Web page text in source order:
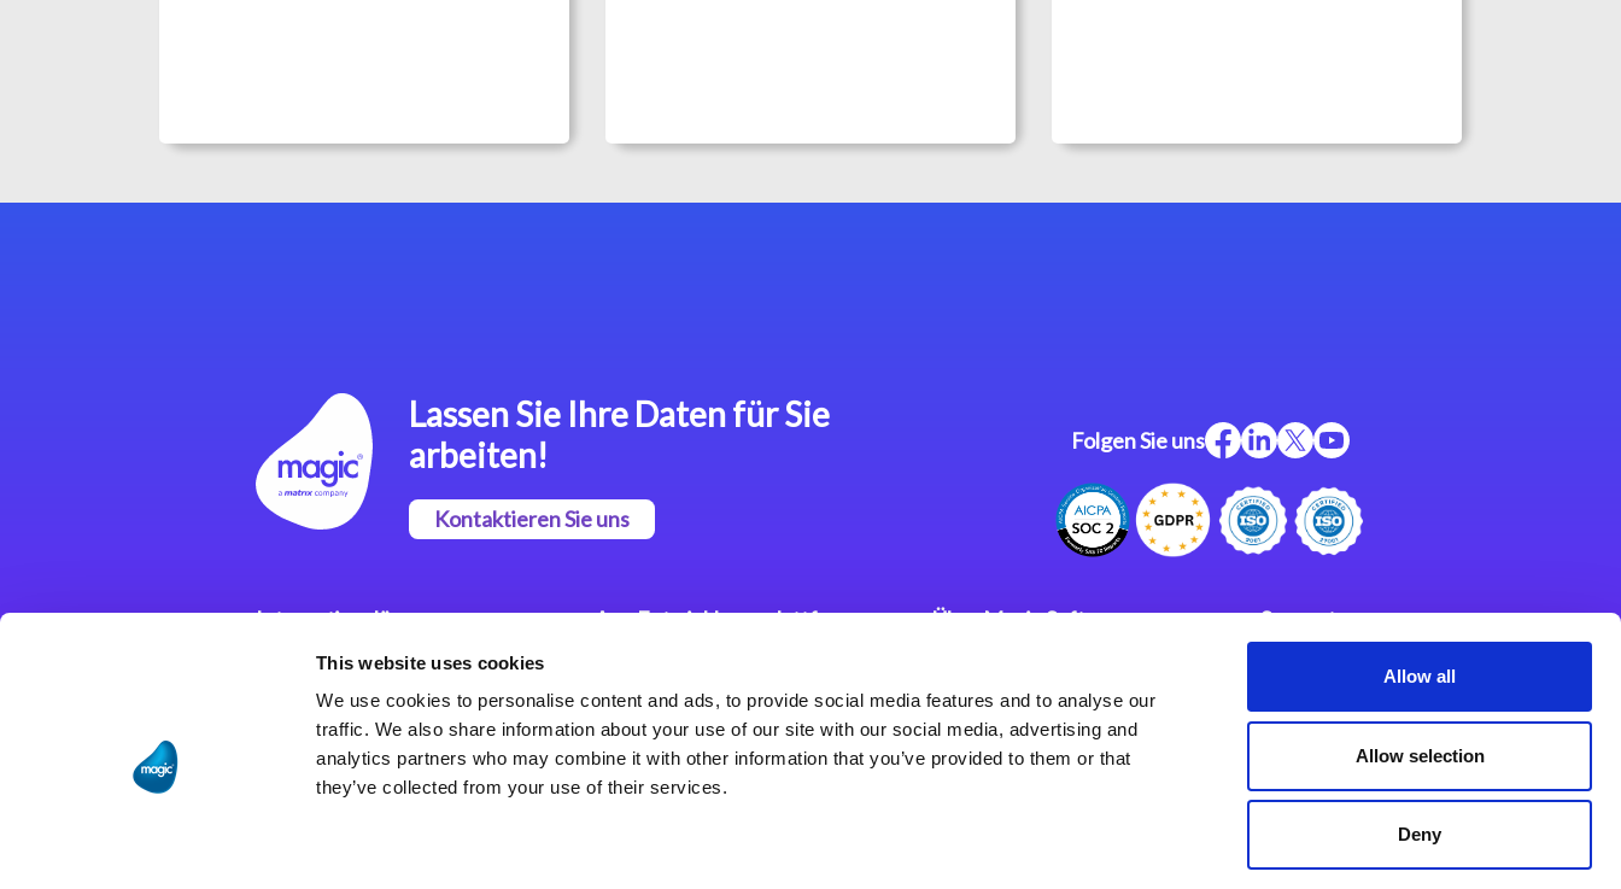
This website uses cookies
We use cookies to personalise content and ads, to provide social media features and to analyse our
traffic. We also share information about your use of our site with our social media, advertising and
analytics partners who may combine it with other information that you’ve provided to them or that
they’ve collected from your use of their services.
Allow all
Allow selection
Deny
Lassen Sie Ihre Daten für Sie
arbeiten!
Kontaktieren Sie uns
Folgen Sie uns
Integrationslösungen
Magic xpi
Integrationsplattform
App Entwicklungsplattform
Plattform
Magic xpa Web Application
Framework
Über Magic Software
Karriere
Datenschutzerklärung
Weltweite Niederlassungen
Support
Impressum